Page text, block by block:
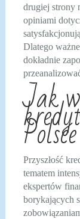
drugiej strony
opiniami
Dlatego
dokładnie
Jak
Polsce
Przyszłość
tematem
ekspertów
borykających